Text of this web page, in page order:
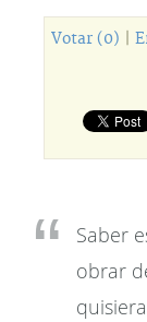
Votar (0)
Saber
obrar